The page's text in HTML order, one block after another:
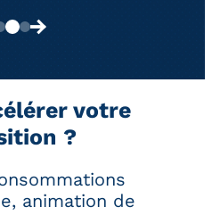
votre
?
animation de